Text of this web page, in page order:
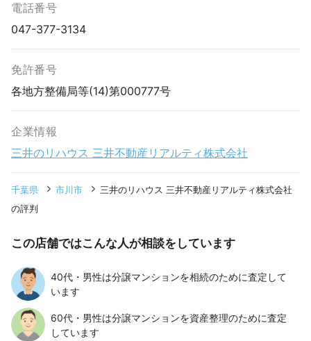
電話番号
047-377-3134
免許番号
各地方整備局等(14)第000777号
企業情報
三井のリハウス 三井不動産リアルティ株式会社
千葉県 市川市
三井のリハウス 三井不動産リアルティ株式会社
の評判
この店舗ではこんな人が相談をしています
40代・男性は分譲マンションを相続のために査定して
います
60代・男性は分譲マンションを資産整理のために査定
しています